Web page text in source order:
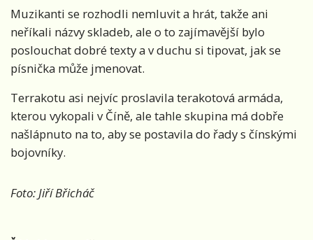
Muzikanti se rozhodli nemluvit a hrát, takže ani
neříkali názvy skladeb, ale o to zajímavější bylo
poslouchat dobré texty a v duchu si tipovat, jak se
písnička může jmenovat.
Terrakotu asi nejvíc proslavila terakotová armáda,
kterou vykopali v Číně, ale tahle skupina má dobře
našlápnuto na to, aby se postavila do řady s čínskými
bojovníky.
Foto: Jiří Břicháč